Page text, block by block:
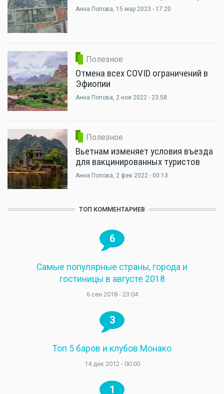
Анна Попова, 15 мар 2023 - 17:20
Полезное
Отмена всех COVID ограничений в
Эфиопии
Анна Попова, 2 ноя 2022 - 23:58
Полезное
Вьетнам изменяет условия въезда
для вакцинированных туристов
Анна Попова, 2 фев 2022 - 00:13
ТОП КОММЕНТАРИЕВ
6
Самые популярные страны, города и
гостиницы в августе 2018
6 сен 2018 - 23:04
3
Топ 5 баров и клубов Монако
14 дек 2012 - 00:00
1